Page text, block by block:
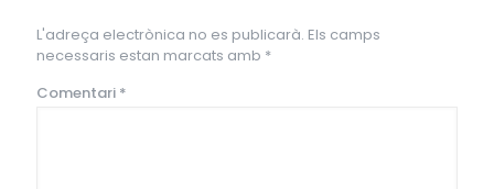
L'adreça electrònica no es publicarà. Els camps
necessaris estan marcats amb *
Comentari *